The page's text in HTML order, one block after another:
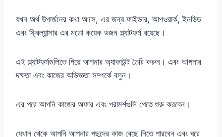
যখন অর্থ উপার্জনের কথা আসে, এর জন্য ফাইভার, আপওয়ার্ক, ইনডিড
এবং ফ্রিল্যান্সার এর মতো কয়েক ডজন প্ল্যাটফর্ম রয়েছে।
এই প্ল্যাটফর্মগুলিতে গিয়ে আপনার অ্যাকাউন্ট তৈরি করুন। এবং আপনার
দক্ষতা এবং কাজের অভিজ্ঞতা সম্পর্কে বলুন।
এর পরে আপনি কাজের অফার এবং পরামর্শগুলি পেতে শুরু করবেন।
যেখান থেকে আপনি আপনার পছন্দের কাজ বেছে নিতে পারবেন এবং ঘরে